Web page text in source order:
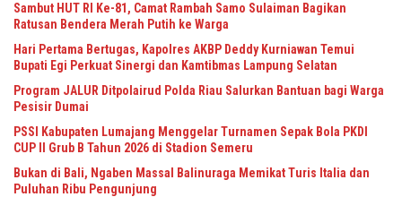
Sambut HUT RI Ke-81, Camat Rambah Samo Sulaiman Bagikan
Ratusan Bendera Merah Putih ke Warga
Hari Pertama Bertugas, Kapolres AKBP Deddy Kurniawan Temui
Bupati Egi Perkuat Sinergi dan Kamtibmas Lampung Selatan
Program JALUR Ditpolairud Polda Riau Salurkan Bantuan bagi Warga
Pesisir Dumai
PSSI Kabupaten Lumajang Menggelar Turnamen Sepak Bola PKDI
CUP II Grub B Tahun 2026 di Stadion Semeru
Bukan di Bali, Ngaben Massal Balinuraga Memikat Turis Italia dan
Puluhan Ribu Pengunjung